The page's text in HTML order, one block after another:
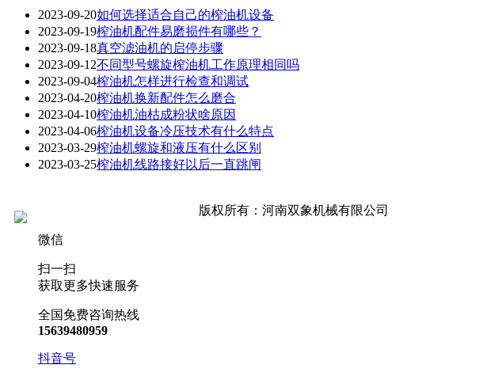
2023-09-20如何选择适合自己的榨油机设备
2023-09-19榨油机配件易磨损件有哪些？
2023-09-18真空滤油机的启停步骤
2023-09-12不同型号螺旋榨油机工作原理相同吗
2023-09-04榨油机怎样进行检查和调试
2023-04-20榨油机换新配件怎么磨合
2023-04-10榨油机油枯成粉状啥原因
2023-04-06榨油机设备冷压技术有什么特点
2023-03-29榨油机螺旋和液压有什么区别
2023-03-25榨油机线路接好以后一直跳闸
版权所有：河南双象机械有限公司
微信
扫一扫
获取更多快速服务
全国免费咨询热线
15639480959
抖音号